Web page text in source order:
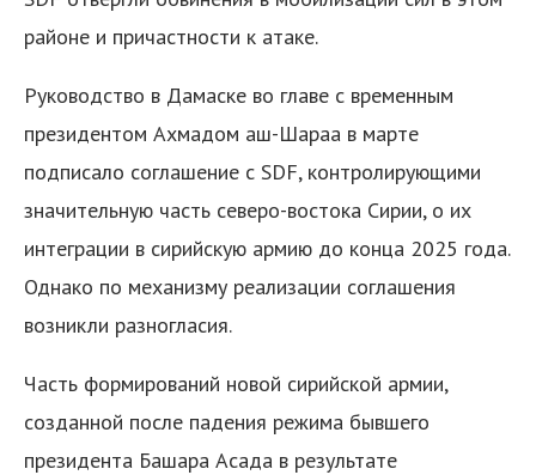
районе и причастности к атаке.
Руководство в Дамаске во главе с временным
президентом Ахмадом аш-Шараа в марте
подписало соглашение с SDF, контролирующими
значительную часть северо-востока Сирии, о их
интеграции в сирийскую армию до конца 2025 года.
Однако по механизму реализации соглашения
возникли разногласия.
Часть формирований новой сирийской армии,
созданной после падения режима бывшего
президента Башара Асада в результате